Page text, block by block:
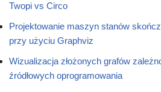
Twopi vs Circo
Projektowanie maszyn stanów
przy użyciu Graphviz
Wizualizacja złożonych grafów
źródłowych oprogramowania